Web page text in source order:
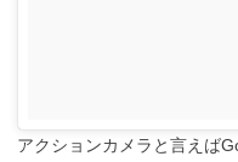
アクションカメラと言えば